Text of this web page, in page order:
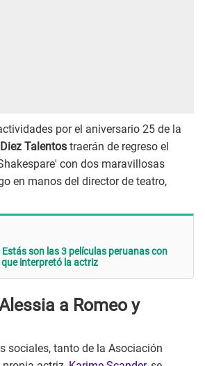
por el aniversario 25 de la
Talentos traerán de regreso el
con dos maravillosas
en manos del director de teatro,
son las 3 películas peruanas con
interpretó la actriz
a Romeo y
sociales, tanto de la Asociación